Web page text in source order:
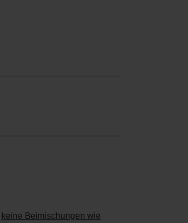
keine Beimischungen wie